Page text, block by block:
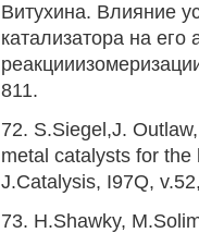
Витухина. Влияние
катализатора на его
811.
72. S.Siegel,J.
metal catalysts for
J.Catalysis, I97Q,
73. H.Shawky,